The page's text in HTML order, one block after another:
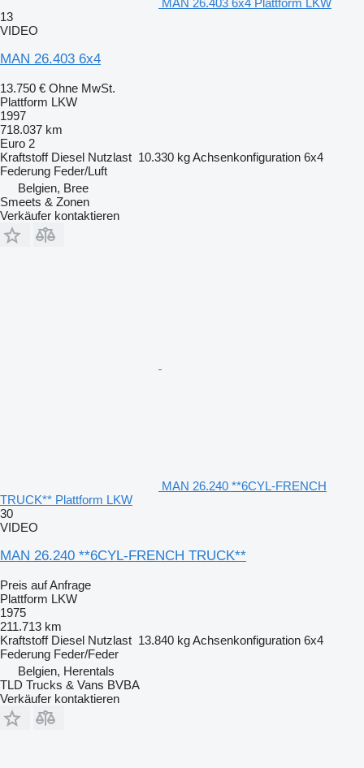
13
VIDEO
MAN 26.403 6x4
13.750 € Ohne MwSt.
Plattform LKW
1997
718.037 km
Euro 2
Kraftstoff Diesel Nutzlast 10.330 kgAchsenkonfiguration 6x4
Federung Feder/Luft
Belgien, Bree
Smeets & Zonen
Verkäufer kontaktieren
MAN 26.240 **6CYL-FRENCH
TRUCK** Plattform LKW
30
VIDEO
MAN 26.240 **6CYL-FRENCH TRUCK**
Preis auf Anfrage
Plattform LKW
1975
211.713 km
Kraftstoff Diesel Nutzlast 13.840 kgAchsenkonfiguration 6x4
Federung Feder/Feder
Belgien, Herentals
TLD Trucks & Vans BVBA
Verkäufer kontaktieren